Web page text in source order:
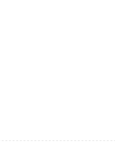
TRASSIR